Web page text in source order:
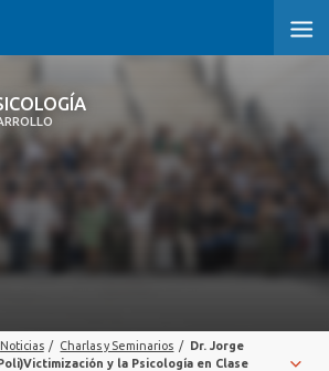
CONTINUA
Noticias / Charlas y Seminarios /
Dr. Jorge
y la Psicología en Clase